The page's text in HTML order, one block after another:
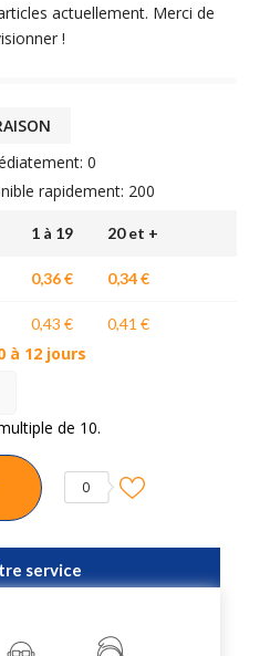
actuellement. Merci de
!
0
rapidement: 200
1 à 19 20 et +
0,36 € 0,34 €
0,43 € 0,41 €
à 12 jours
de 10.
0
service